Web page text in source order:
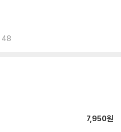
48
7,950원